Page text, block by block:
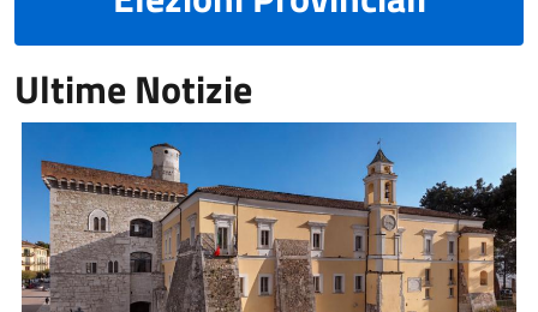
Ultime Notizie